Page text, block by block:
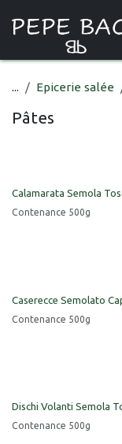
... Epicerie salée
Pâtes
Calamarata Semola
Contenance 500g
Caserecce Semolato
Contenance 500g
Dischi Volanti Semola
Contenance 500g